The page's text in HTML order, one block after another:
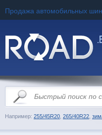
Продажа автомобильных
Например: 255/45R20 265/40R22